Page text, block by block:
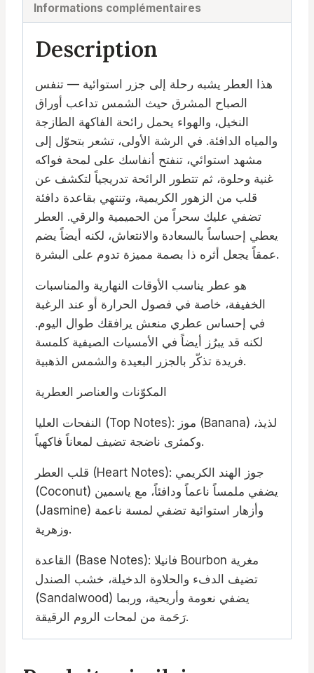
Informations complémentaires
Description
هذا العطر يشبه رحلة إلى جزر استوائية — تنفس
الصباح المشرق حيث الشمس تداعب أوراق
النخيل، والهواء يحمل رائحة الفاكهة الطازجة
والمياه الدافئة. في الرشة الأولى، تشعر بتحوّل إلى
مشهد استوائي، تنفتح أنفاسك على لمحة فواكه
غنية وحلوة، ثم تتطور الرائحة تدريجياً لتكشف عن
قلب من الزهور الكريمية، وتنتهي بقاعدة دافئة
تضفي عليك سحراً من الحميمية والرقي. العطر
يعطي إحساساً بالسعادة والانتعاش، لكنه أيضاً يضم
عمقاً يجعل أثره ذا بصمة مميزة تدوم على البشرة.
هو عطر يناسب الأوقات النهارية والمناسبات
الخفيفة، خاصة في فصول الحرارة أو عند الرغبة
في إحساس عطري منعش يرافقك طوال اليوم.
لكنه قد يبرُز أيضاً في الأمسيات الصيفية كلمسة
فريدة تذكّر بالجزر البعيدة والشمس الذهبية.
المكوّنات والعناصر العطرية
النفحات العليا (Top Notes): موز (Banana) لذيذ،
وكمثرى ناضجة تضيف لمعاناً فاكهياً.
قلب العطر (Heart Notes): جوز الهند الكريمي
(Coconut) يضفي ملمساً ناعماً ودافئاً، مع ياسمين
(Jasmine) وأزهار استوائية تضفي لمسة ناعمة
وزهرية.
القاعدة (Base Notes): فانيلا Bourbon مغرية
تضيف الدفء والحلاوة الدخيلة، خشب الصندل
(Sandalwood) يضفي نعومة وأريحية، وربما
رَحَمة من لمحات الروم الرقيقة.